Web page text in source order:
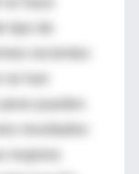
tipo de
recientes
pueden